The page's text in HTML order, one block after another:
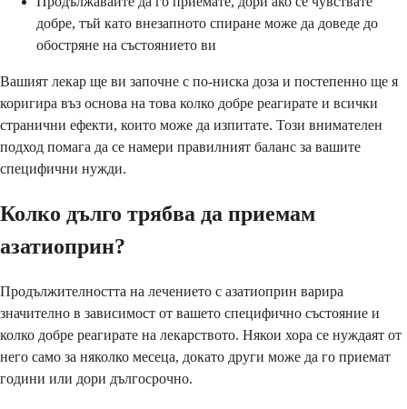
добре, тъй като внезапното спиране може да доведе до
обостряне на състоянието ви
Вашият лекар ще ви започне с по-ниска доза и постепенно ще я
коригира въз основа на това колко добре реагирате и всички
странични ефекти, които може да изпитате. Този внимателен
подход помага да се намери правилният баланс за вашите
специфични нужди.
Колко дълго трябва да приемам
азатиоприн?
Продължителността на лечението с азатиоприн варира
значително в зависимост от вашето специфично състояние и
колко добре реагирате на лекарството. Някои хора се нуждаят от
него само за няколко месеца, докато други може да го приемат
години или дори дългосрочно.